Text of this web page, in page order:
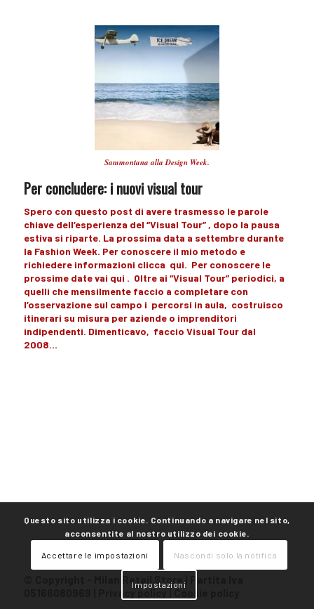
Sammontana alla Design Week.
Per concludere: i nuovi visual tour
Spero con questo post di avere trasmesso le parole
chiavedell’esperienza del “Visual Tour”, dopo la pausa
estiva si riparte. La prossima data a settembredurante
la Fashion Week. Per conoscere il mio metodo e
richiedere informazioni clicca qui. Per conoscere le
prossime date vai qui . Oltre ai “Visual Tour” periodici, a
quelli chemensilmentefaccio a completare con
l’osservazione sul campo i percorsi in aula, costruisco
itinerari su misura per aziende o imprenditori
indipendenti. Dimenticavo, faccio Visual Tour dal
2008…
© Copyright - Milan Retail Store | Partita Iva
Privacy policy
Questo sito utilizza i cookie. Continuando a navigare nel sito,
acconsentite al nostro utilizzo dei cookie.
Accettare le impostazioni Nascondi solo la notifica
Impostazioni